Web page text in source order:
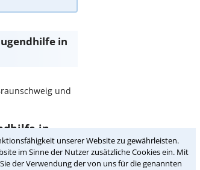
unserer Website zu gewährleisten.
im Sinne der Nutzer zusätzliche Cookies ein. Mit
der Verwendung der von uns für die genannten
in
und
in